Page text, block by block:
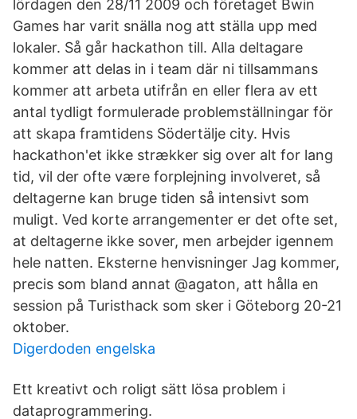
lördagen den 28/11 2009 och företaget Bwin
Games har varit snälla nog att ställa upp med
lokaler. Så går hackathon till. Alla deltagare
kommer att delas in i team där ni tillsammans
kommer att arbeta utifrån en eller flera av ett
antal tydligt formulerade problemställningar för
att skapa framtidens Södertälje city. Hvis
hackathon'et ikke strækker sig over alt for lang
tid, vil der ofte være forplejning involveret, så
deltagerne kan bruge tiden så intensivt som
muligt. Ved korte arrangementer er det ofte set,
at deltagerne ikke sover, men arbejder igennem
hele natten. Eksterne henvisninger Jag kommer,
precis som bland annat @agaton, att hålla en
session på Turisthack som sker i Göteborg 20-21
oktober.
Digerdoden engelska
Ett kreativt och roligt sätt lösa problem i
dataprogrammering.